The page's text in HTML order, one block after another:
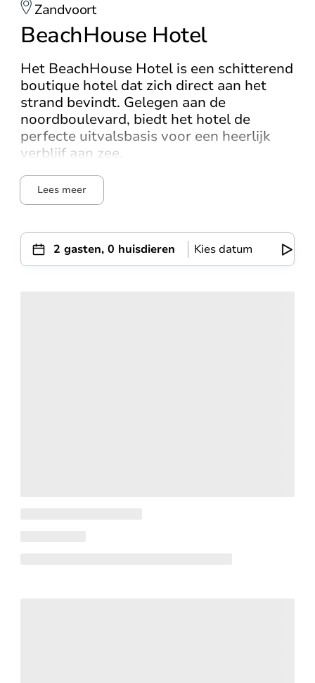
Zandvoort
BeachHouse Hotel
Het BeachHouse Hotel is een schitterend
boutique hotel dat zich direct aan het
strand bevindt. Gelegen aan de
noordboulevard, biedt het hotel de
perfecte uitvalsbasis voor een heerlijk
verblijf aan zee.
Lees meer
2 gasten, 0 huisdieren Kies datum